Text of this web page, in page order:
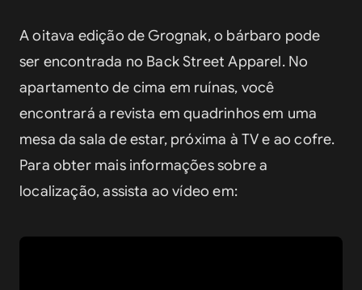
A oitava edição de Grognak, o bárbaro pode
ser encontrada no Back Street Apparel. No
apartamento de cima em ruínas, você
encontrará a revista em quadrinhos em uma
mesa da sala de estar, próxima à TV e ao cofre.
Para obter mais informações sobre a
localização, assista ao vídeo em: